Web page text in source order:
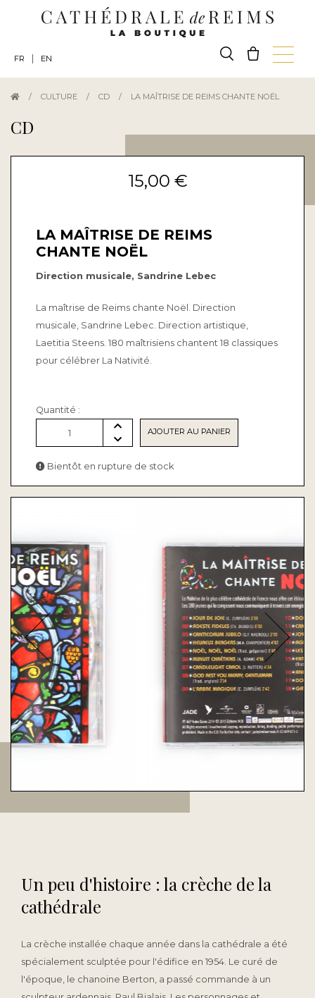
/ CULTURE / CD / LA MAÎTRISE DE REIMS CHANTE NOËL
CD
15,00 €
LA MAÎTRISE DE REIMS
CHANTE NOËL
Direction musicale, Sandrine Lebec
La maîtrise de Reims chante Noël. Direction
musicale, Sandrine Lebec. Direction artistique,
Laetitia Steens. 180 maîtrisiens chantent 18 classiques
pour célébrer La Nativité.
Quantité :
1 AJOUTER AU PANIER
Bientôt en rupture de stock
Un peu d'histoire : la crèche de la
cathédrale
La crèche installée chaque année dans la cathédrale a été
spécialement sculptée pour l'édifice en 1954. Le curé de
l'époque, le chanoine Berton, a passé commande à un
FR EN